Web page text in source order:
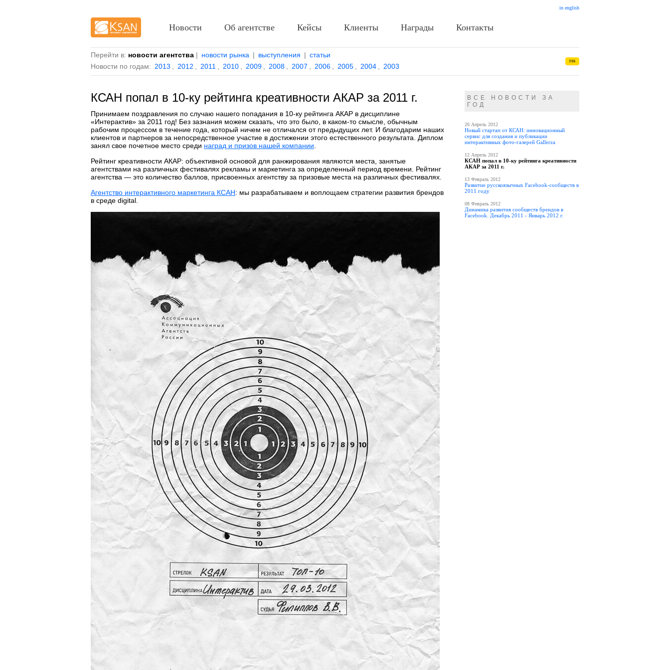
Перейти в: новости агентства | новости рынка | выступления | статьи
Новости по годам: 2013 2012 2011 2010 2009 2008 2007 2006 2005 2004 2003
rss
КСАН попал в 10-ку рейтинга креативности АКАР за 2011 г.
Принимаем поздравления по случаю нашего попадания в 10-ку рейтинга АКАР в дисциплине
«Интерактив» за 2011 год! Без зазнания можем сказать, что это было, в каком-то смысле, обычным
рабочим процессом в течение года, который ничем не отличался от предыдущих лет. И благодарим наших
клиентов и партнеров за непосредственное участие в достижении этого естественного результата. Диплом
занял свое почетное место среди наград и призов нашей компании
Рейтинг креативности АКАР: объективной основой для ранжирования являются места, занятые
агентствами на различных фестивалях рекламы и маркетинга за определенный период времени. Рейтинг
агентства — это количество баллов, присвоенных агентству за призовые места на различных фестивалях.
Агентство интерактивного маркетинга КСАН: мы разрабатываем и воплощаем стратегии развития брендов
в среде digital.
ВСЕ НОВОСТИ ЗА
ГОД
26 Апрель 2012
Новый стартап от КСАН: инновационный
сервис для создания и публикации
интерактивных фото-галерей Gallerza
12 Апрель 2012
КСАН попал в 10-ку рейтинга креативности
АКАР за 2011 г.
13 Февраль 2012
Развитие русскоязычных Facebook-сообществ в
2011 году
08 Февраль 2012
Динамика развития сообществ брендов в
Facebook. Декабрь 2011 - Январь 2012 г.
in english
Новости Об агентстве Кейсы Клиенты Награды Контакты